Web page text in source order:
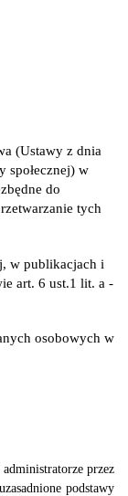
(Ustawy z dnia
społecznej) w
do
tych
w publikacjach i
art. 6 ust.1 lit. a -
osobowych w
przez
podstawy